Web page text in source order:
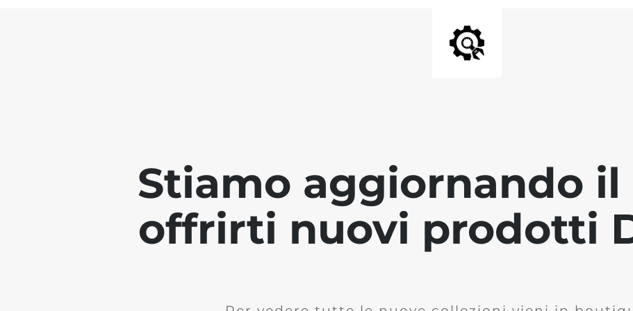
Stiamo aggiornando il
offrirti nuovi prodotti